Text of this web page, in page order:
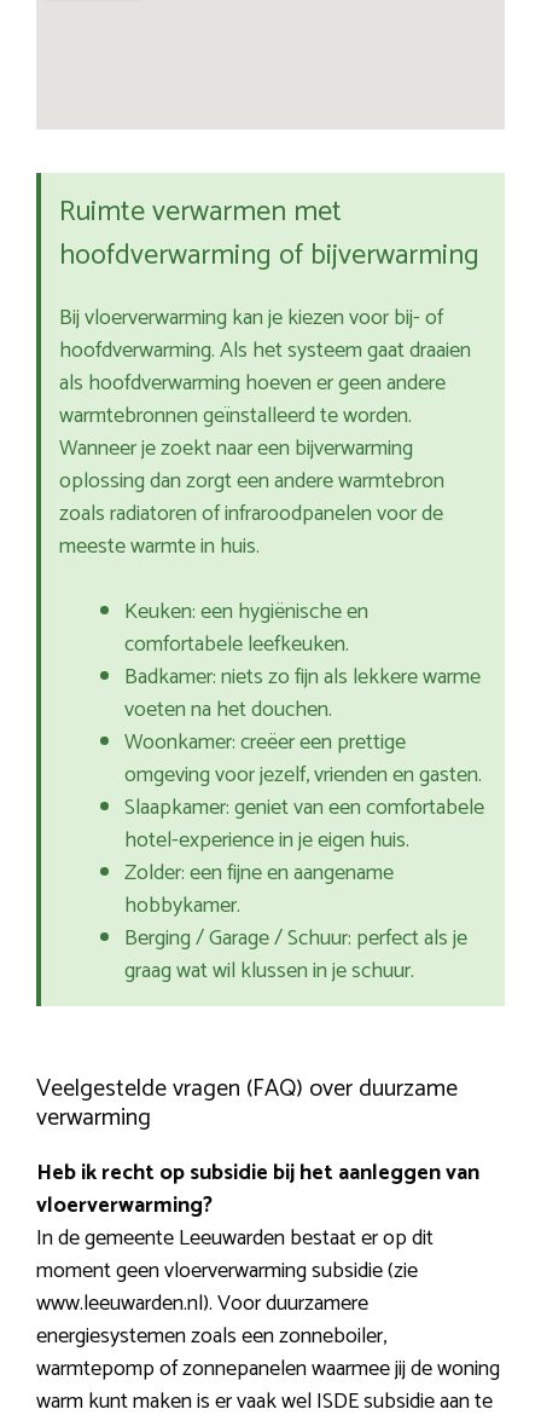
Ruimte verwarmen met
hoofdverwarming of bijverwarming
Bij vloerverwarming kan je kiezen voor bij- of
hoofdverwarming. Als het systeem gaat draaien
als hoofdverwarming hoeven er geen andere
warmtebronnen geïnstalleerd te worden.
Wanneer je zoekt naar een bijverwarming
oplossing dan zorgt een andere warmtebron
zoals radiatoren of infraroodpanelen voor de
meeste warmte in huis.
Keuken: een hygiënische en
comfortabele leefkeuken.
Badkamer: niets zo fijn als lekkere warme
voeten na het douchen.
Woonkamer: creëer een prettige
omgeving voor jezelf, vrienden en gasten.
Slaapkamer: geniet van een comfortabele
hotel-experience in je eigen huis.
Zolder: een fijne en aangename
hobbykamer.
Berging / Garage / Schuur: perfect als je
graag wat wil klussen in je schuur.
Veelgestelde vragen (FAQ) over duurzame
verwarming
Heb ik recht op subsidie bij het aanleggen van
vloerverwarming?
In de gemeente Leeuwarden bestaat er op dit
moment geen vloerverwarming subsidie (zie
www.leeuwarden.nl). Voor duurzamere
energiesystemen zoals een zonneboiler,
warmtepomp of zonnepanelen waarmee jij de woning
warm kunt maken is er vaak wel ISDE subsidie aan te